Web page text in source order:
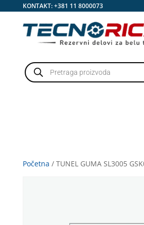
KONTAKT:+381 11 8000073
Products
search
Početna / TUNEL GUMA SL3005